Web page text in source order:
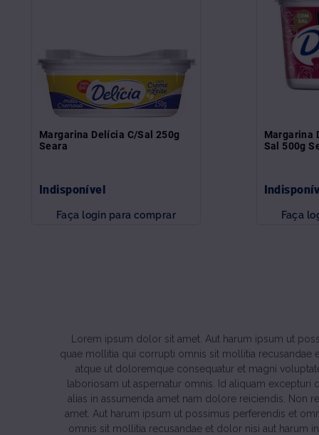
Margarina Delícia C/Sal 250g
Seara
Indisponível
Faça login para comprar
Margarina
Sal 500g
Faça
Lorem ipsum dolor sit amet. Aut harum ipsum ut
quae mollitia qui corrupti omnis sit mollitia recusandae
atque ut doloremque consequatur et magni
laboriosam ut aspernatur omnis. Id aliquam
alias in assumenda amet nam dolore reiciendis.
amet. Aut harum ipsum ut possimus perferendis et
omnis sit mollitia recusandae et dolor nisi aut harum